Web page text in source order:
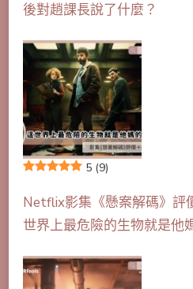
後對趙課長說了什麼？
5 (9)
Netflix影集《懸案解碼》評
世界上最危險的生物就是他